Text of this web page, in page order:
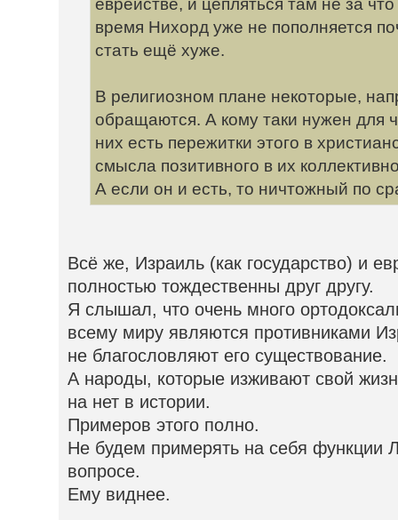
время Нихорд уже не пополняется
стать ещё хуже.
В религиозном плане некоторые,
обращаются. А кому таки нужен для
них есть пережитки этого в
смысла позитивного в их
А если он и есть, то ничтожный по
Всё же, Израиль (как государство) и
полностью тождественны друг другу.
Я слышал, что очень много
всему миру являются противниками
не благословляют его существование.
А народы, которые изживают свой
на нет в истории.
Примеров этого полно.
Не будем примерять на себя функции
вопросе.
Ему виднее.